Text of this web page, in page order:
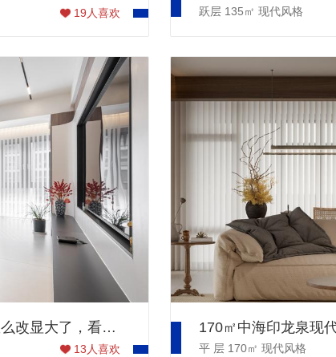
19 人喜欢 跃层 135㎡ 现代风格
160㎡融创玖境台实景案例 | 别再问我精装房怎么改显大了，看完你就知道！
13人喜欢 平 层 170㎡ 现代风格